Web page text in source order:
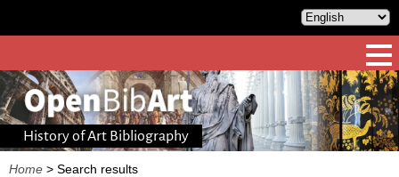
History of Art Bibliography
Home > Search results